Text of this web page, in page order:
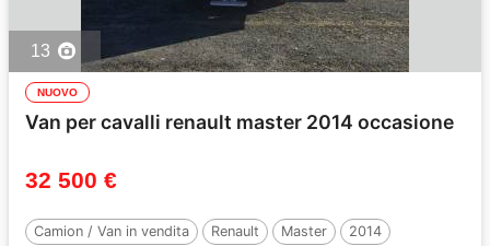
13
NUOVO
Van per cavalli renault master 2014 occasione
32 500 €
Camion / Van in vendita Renault Master
2014